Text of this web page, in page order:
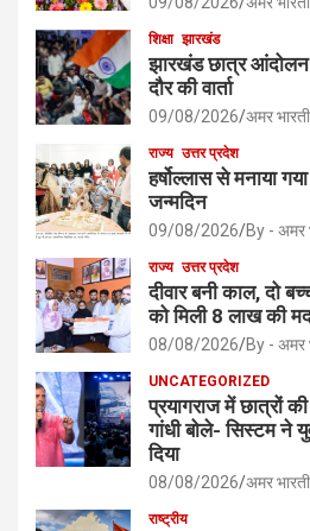
शिक्षा झारखंड
झारखंड छात्र
दौर की वार्ता
09/08/2026 अमर भारती
राज्य उत्तर प्रदेश
हर्षोल्लास से मनाया
जन्मदिन
09/08/2026 By - अमर
राज्य उत्तर प्रदेश
दीवार बनी काल, दो
को मिली 8 लाख की
08/08/2026 By - अमर
UNCATEGORIZED
प्रयागराज में छात्रों
गांधी बोले- सिस्टम ने
दिया
08/08/2026 अमर भारती
राष्ट्रीय